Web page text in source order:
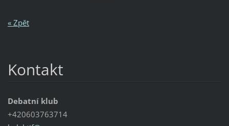
« Zpět
Kontakt
Debatní klub
+420603763714